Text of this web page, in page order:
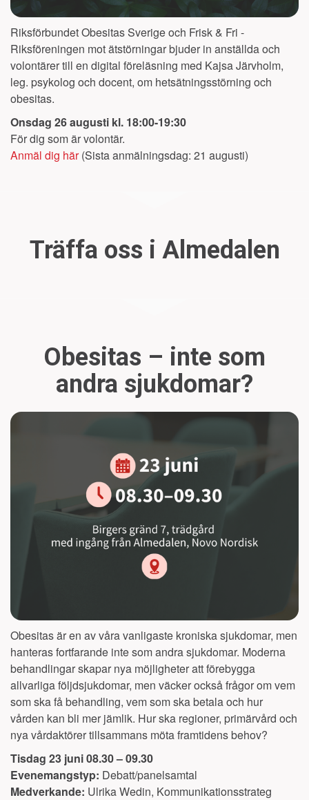
Riksförbundet Obesitas Sverige och Frisk & Fri -
Riksföreningen mot ätstörningar bjuder in anställda och
volontärer till en digital föreläsning med Kajsa Järvholm,
leg. psykolog och docent, om hetsätningsstörning och
obesitas.
Onsdag 26 augusti kl. 18:00-19:30
För dig som är volontär.
Anmäl dig här(Sista anmälningsdag: 21 augusti)
Träffa oss i Almedalen
Obesitas – inte som
andra sjukdomar?
Obesitas är en av våra vanligaste kroniska sjukdomar, men
hanteras fortfarande inte som andra sjukdomar. Moderna
behandlingar skapar nya möjligheter att förebygga
allvarliga följdsjukdomar, men väcker också frågor om vem
som ska få behandling, vem som ska betala och hur
vården kan bli mer jämlik. Hur ska regioner, primärvård och
nya vårdaktörer tillsammans möta framtidens behov?
Tisdag 23 juni 08.30 – 09.30
Evenemangstyp: Debatt/panelsamtal
Medverkande: Ulrika Wedin, Kommunikationsstrateg